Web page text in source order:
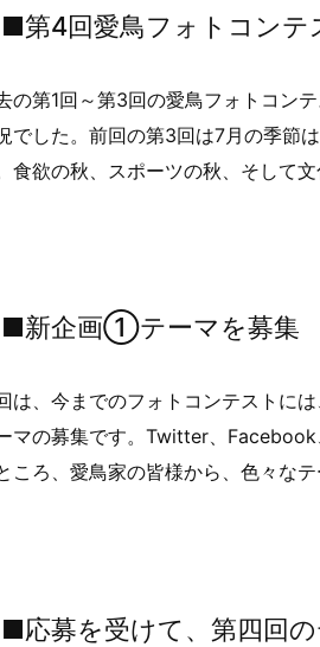
■第4回愛鳥フォトコンテ
の第1回～第3回の愛鳥フォトコン
でした。前回の第3回は7月の季節
食欲の秋、スポーツの秋、そして
■新企画①テーマを募集
は、今までのフォトコンテストに
マの募集です。Twitter、
ころ、愛鳥家の皆様から、色々な
■応募を受けて、第四回の